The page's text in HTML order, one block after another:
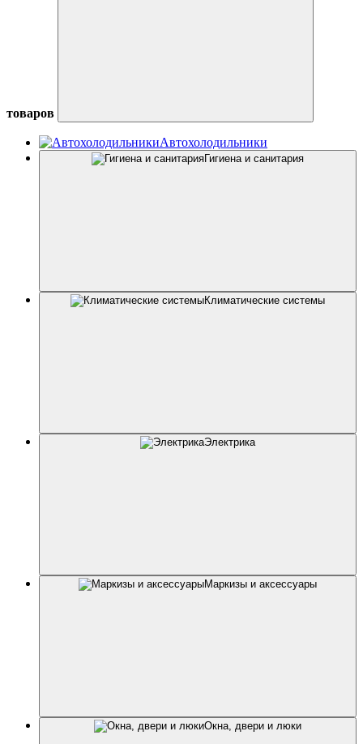
товаров
Автохолодильники
Гигиена и санитария
Климатические системы
Электрика
Маркизы и аксессуары
Окна, двери и люки